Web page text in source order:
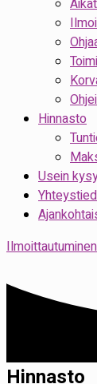
Hinnasto
Usein
Hinnasto